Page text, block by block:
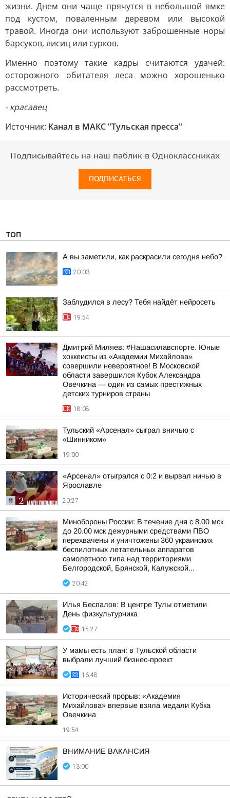
жизни. Днем они чаще прячутся в небольшой ямке
под кустом, поваленным деревом или высокой
травой. Иногда они используют заброшенные норы
барсуков, лисиц или сурков.
Именно поэтому такие кадры считаются удачей:
осторожного обитателя леса можно хорошенько
рассмотреть.
- красавец
Источник: Канал в МАКС "Тульская пресса"
Подписывайтесь на наш паблик в Одноклассниках
ПОДПИСАТЬСЯ
ТОП
А вы заметили, как раскрасили сегодня небо?
20:03
Заблудился в лесу? Тебя найдёт нейросеть
19:54
Дмитрий Миляев: #Нашасилавспорте. Юные
хоккеисты из «Академии Михайлова»
совершили невероятное! В Московской
области завершился Кубок Александра
Овечкина — один из самых престижных
детских турниров страны
18:08
Тульский «Арсенал» сыграл вничью с
«Шинником»
19:00
«Арсенал» отыгрался с 0:2 и вырвал ничью в
Ярославле
20:27
Минобороны России: В течение дня с 8.00 мск
до 20.00 мск дежурными средствами ПВО
перехвачены и уничтожены 360 украинских
беспилотных летательных аппаратов
самолетного типа над территориями
Белгородской, Брянской, Калужской...
20:42
Илья Беспалов: В центре Тулы отметили
День физкультурника
15:27
У мамы есть план: в Тульской области
выбрали лучший бизнес-проект
16:48
Исторический прорыв: «Академия
Михайлова» впервые взяла медали Кубка
Овечкина
19:54
ВНИМАНИЕ ВАКАНСИЯ
13:00